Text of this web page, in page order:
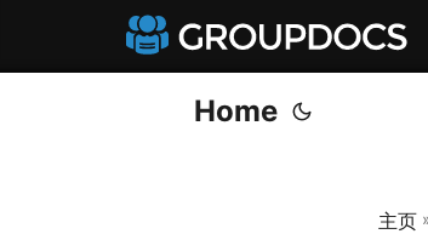
Home
主页